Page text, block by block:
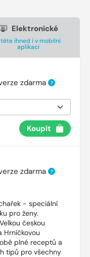
Elektronické
ihned i v mobilní
aplikaci
zdarma ?
Koupit
zdarma ?
- speciální
pro ženy.
českou
Hrníčkovou
plné receptů a
tipů pro všechny